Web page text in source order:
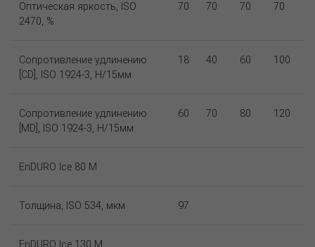
Оптическая яркость, ISO
2470, %
70 70 70 70
Сопротивление удлинению
[CD], ISO 1924-3, Н/15мм
18 40 60 100
Сопротивление удлинению
[MD], ISO 1924-3, Н/15мм
60 70 80 120
EnDURO Ice 80 M
Толщина, ISO 534, мкм 97
EnDURO Ice 130 M